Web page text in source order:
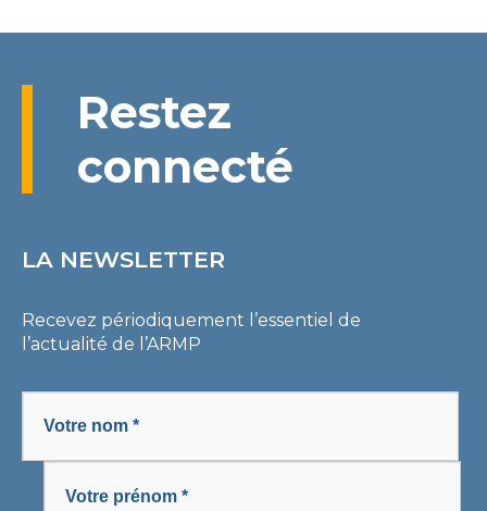
Restez
connecté
LA NEWSLETTER
Recevez périodiquement l’essentiel de
l’actualité de l’ARMP